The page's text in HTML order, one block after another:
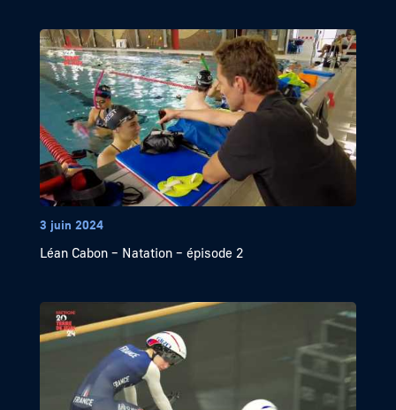
3 juin 2024
Léan Cabon – Natation – épisode 2